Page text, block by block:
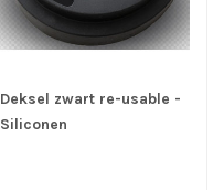
Deksel zwart re-usable -
Siliconen